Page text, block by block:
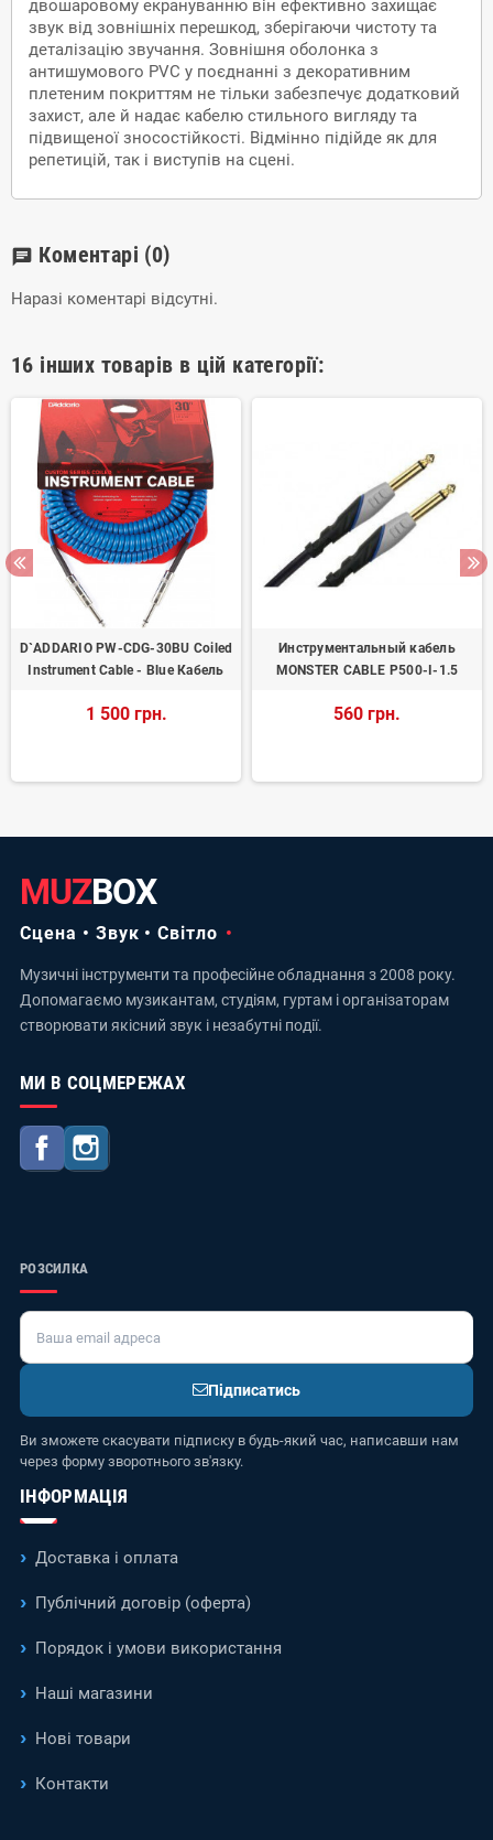
двошаровому екрануванню він ефективно захищає
звук від зовнішніх перешкод, зберігаючи чистоту та
деталізацію звучання. Зовнішня оболонка з
антишумового PVC у поєднанні з декоративним
плетеним покриттям не тільки забезпечує додатковий
захист, але й надає кабелю стильного вигляду та
підвищеної зносостійкості. Відмінно підійде як для
репетицій, так і виступів на сцені.
chat Коментарі (0)
Наразі коментарі відсутні.
16 інших товарів в цій категорії:
D`ADDARIO PW-CDG-30BU Coiled
Instrument Cable - Blue Кабель
1 500 грн.
Инструментальный кабель
MONSTER CABLE P500-I-1.5
560 грн.
MUZBOX
Сцена • Звук • Світло
Музичні інструменти та професійне обладнання з 2008 року.
Допомагаємо музикантам, студіям, гуртам і організаторам
створювати якісний звук і незабутні події.
МИ В СОЦМЕРЕЖАХ
Facebook
РОЗСИЛКА
Підписатись
Ви зможете скасувати підписку в будь-який час, написавши нам
через форму зворотнього зв'язку.
ІНФОРМАЦІЯ
Доставка і оплата
Публічний договір (оферта)
Порядок і умови використання
Наші магазини
Нові товари
Контакти